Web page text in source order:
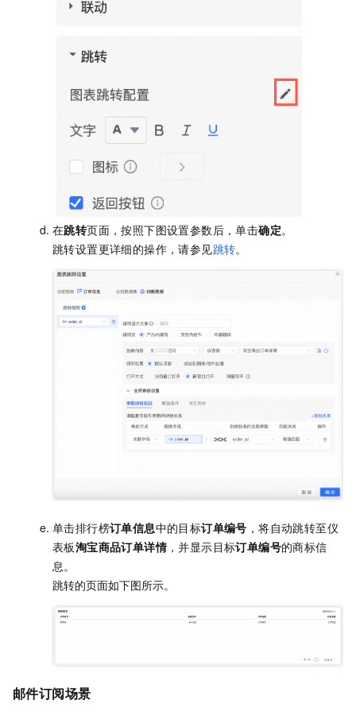
在跳转页面，按照下图设置参数后，单击确定。
跳转设置更详细的操作，请参见跳转。
单击排行榜订单信息中的目标订单编号 ，将自动跳转至仪
表板淘宝商品订单详情，并显示目标订单编号的商标信
息。
跳转的页面如下图所示。
邮件订阅场景